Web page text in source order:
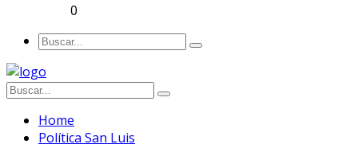
0
Home
Política San Luis